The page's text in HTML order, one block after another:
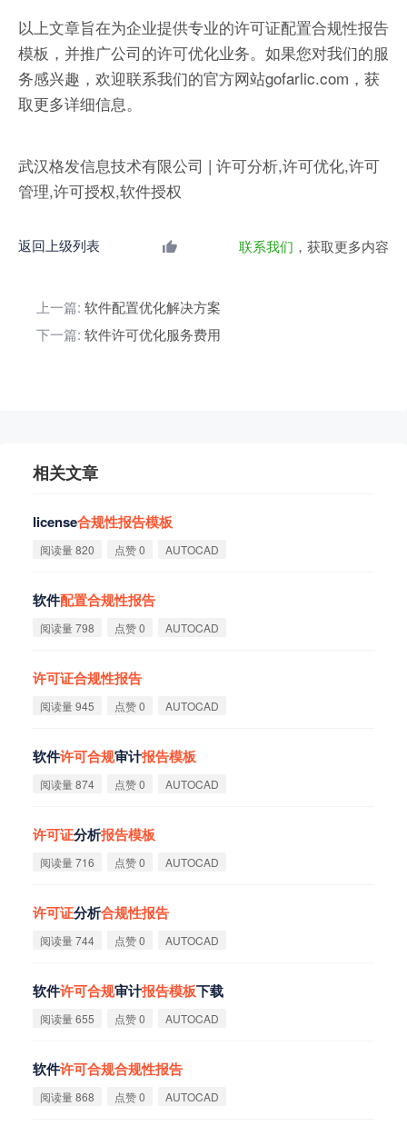
以上文章旨在为企业提供专业的许可证配置合规性报告
模板，并推广公司的许可优化业务。如果您对我们的服
务感兴趣，欢迎联系我们的官方网站gofarlic.com，获
取更多详细信息。
武汉格发信息技术有限公司 | 许可分析,许可优化,许可
管理,许可授权,软件授权
返回上级列表 联系我们 ，获取更多内容
上一篇: 软件配置优化解决方案
下一篇: 软件许可优化服务费用
相关文章
license合规性报告模板
阅读量 820 点赞 0 AUTOCAD
软件配置合规性报告
阅读量 798 点赞 0 AUTOCAD
许可证合规性报告
阅读量 945 点赞 0 AUTOCAD
软件许可合规审计报告模板
阅读量 874 点赞 0 AUTOCAD
许可证分析报告模板
阅读量 716 点赞 0 AUTOCAD
许可证分析合规性报告
阅读量 744 点赞 0 AUTOCAD
软件许可合规审计报告模板下载
阅读量 655 点赞 0 AUTOCAD
软件许可合规合规性报告
阅读量 868 点赞 0 AUTOCAD